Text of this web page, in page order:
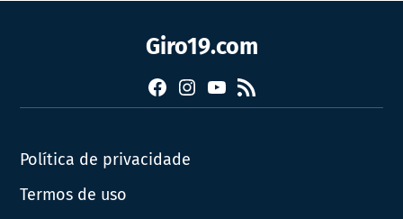
Giro19.com
FacebookInstagram
YouTube
RSS
Política de privacidade
Termos de uso